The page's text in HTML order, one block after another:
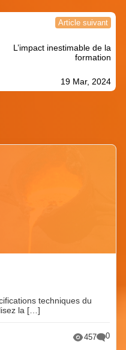
Article suivant
L’impact inestimable de la
formation
19 Mar, 2024
techniques du
la […]
457 0